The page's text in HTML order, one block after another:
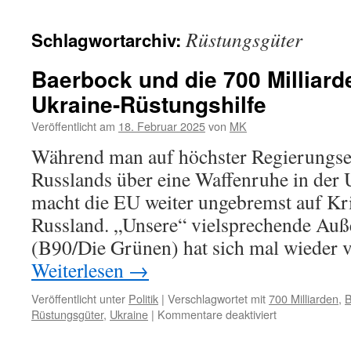
Schlagwortarchiv:Rüstungsgüter
Baerbock und die 700
Ukraine-Rüstungshilfe
Veröffentlicht am 18. Februar 2025von MK
Während man auf höchster
Russlands über eine Waffenruhe in
macht die EU weiter ungebremst auf
Russland. „Unsere“ vielsprechende
(B90/Die Grünen) hat sich mal wieder
Weiterlesen →
Veröffentlicht unter Politik | Verschlagwortet mit700 Milliarden,
Rüstungsgüter, Ukraine | Kommentare deaktiviertfür